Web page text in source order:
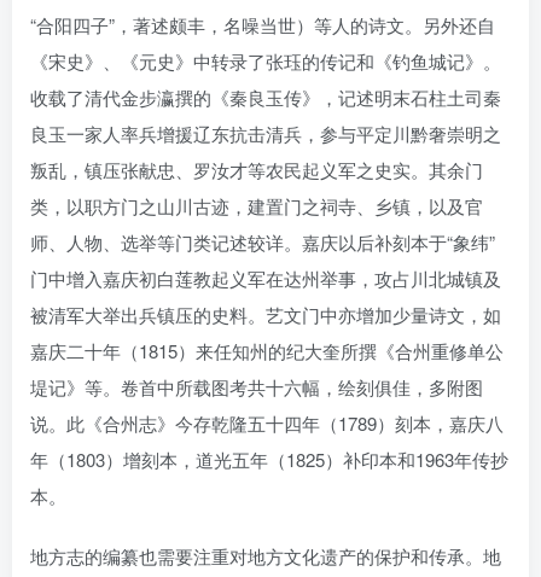
“合阳四子”，著述颇丰，名噪当世）等人的诗文。另外还自
《宋史》、《元史》中转录了张珏的传记和《钓鱼城记》。
收载了清代金步瀛撰的《秦良玉传》，记述明末石柱土司秦
良玉一家人率兵增援辽东抗击清兵，参与平定川黔奢崇明之
叛乱，镇压张献忠、罗汝才等农民起义军之史实。其余门
类，以职方门之山川古迹，建置门之祠寺、乡镇，以及官
师、人物、选举等门类记述较详。嘉庆以后补刻本于“象纬”
门中增入嘉庆初白莲教起义军在达州举事，攻占川北城镇及
被清军大举出兵镇压的史料。艺文门中亦增加少量诗文，如
嘉庆二十年（1815）来任知州的纪大奎所撰《合州重修单公
堤记》等。卷首中所载图考共十六幅，绘刻俱佳，多附图
说。此《合州志》今存乾隆五十四年（1789）刻本，嘉庆八
年（1803）增刻本，道光五年（1825）补印本和1963年传抄
本。
地方志的编纂也需要注重对地方文化遗产的保护和传承。地